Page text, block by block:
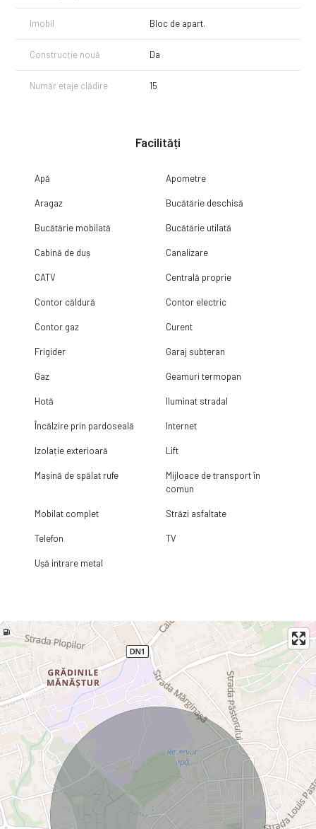
Imobil Bloc de apart.
Construcție nouă Da
Număr etaje clădire 15
Facilități
Apă Apometre
Aragaz Bucătărie deschisă
Bucătărie mobilată Bucătărie utilată
Cabină de duș Canalizare
CATV Centrală proprie
Contor căldură Contor electric
Contor gaz Curent
Frigider Garaj subteran
Gaz Geamuri termopan
Hotă Iluminat stradal
Încălzire prin pardoseală Internet
Izolație exterioară Lift
Mașină de spălat rufe
Mijloace de transport în
comun
Mobilat complet Străzi asfaltate
Telefon TV
Ușă intrare metal